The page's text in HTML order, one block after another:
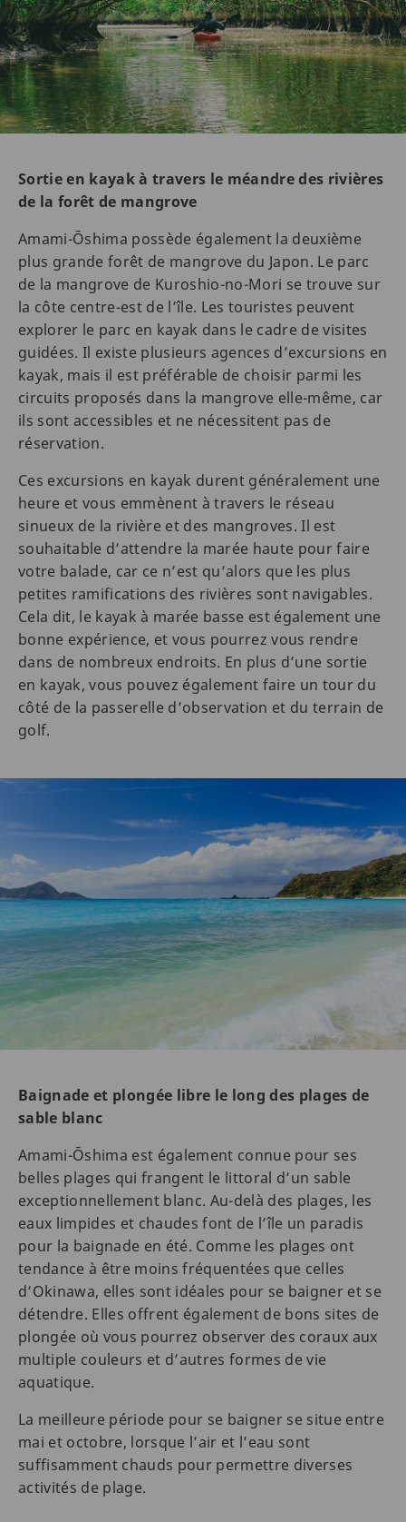
Sortie en kayak à travers le méandre des rivières
de la forêt de mangrove
Amami-Ōshima possède également la deuxième
plus grande forêt de mangrove du Japon. Le parc
de la mangrove de Kuroshio-no-Mori se trouve sur
la côte centre-est de l’île. Les touristes peuvent
explorer le parc en kayak dans le cadre de visites
guidées. Il existe plusieurs agences d’excursions en
kayak, mais il est préférable de choisir parmi les
circuits proposés dans la mangrove elle-même, car
ils sont accessibles et ne nécessitent pas de
réservation.
Ces excursions en kayak durent généralement une
heure et vous emmènent à travers le réseau
sinueux de la rivière et des mangroves. Il est
souhaitable d’attendre la marée haute pour faire
votre balade, car ce n’est qu’alors que les plus
petites ramifications des rivières sont navigables.
Cela dit, le kayak à marée basse est également une
bonne expérience, et vous pourrez vous rendre
dans de nombreux endroits. En plus d’une sortie
en kayak, vous pouvez également faire un tour du
côté de la passerelle d’observation et du terrain de
golf.
Baignade et plongée libre le long des plages de
sable blanc
Amami-Ōshima est également connue pour ses
belles plages qui frangent le littoral d’un sable
exceptionnellement blanc. Au-delà des plages, les
eaux limpides et chaudes font de l’île un paradis
pour la baignade en été. Comme les plages ont
tendance à être moins fréquentées que celles
d’Okinawa, elles sont idéales pour se baigner et se
détendre. Elles offrent également de bons sites de
plongée où vous pourrez observer des coraux aux
multiple couleurs et d’autres formes de vie
aquatique.
La meilleure période pour se baigner se situe entre
mai et octobre, lorsque l’air et l’eau sont
suffisamment chauds pour permettre diverses
activités de plage.